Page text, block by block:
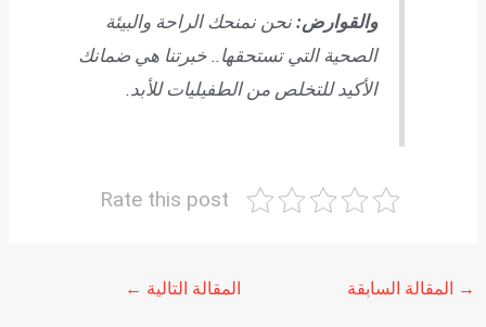
والقوارض: نحن نمنحك الراحة والبيئة
الصحية التي تستحقها.. خبرتنا هي ضمانك
الأكيد للتخلص من الطفيليات للأبد.
Rate this post
→ المقالة السابقة المقالة التالية ←